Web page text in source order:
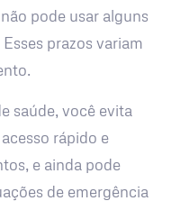
pode usar alguns
prazos variam
saúde, você evita
rápido e
e ainda pode
de emergência